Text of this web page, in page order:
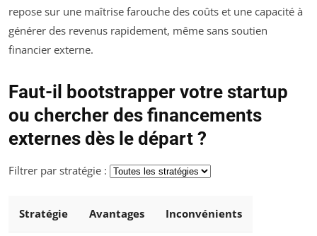
repose sur une maîtrise farouche des coûts et une capacité à
générer des revenus rapidement, même sans soutien
financier externe.
Faut-il bootstrapper votre startup
ou chercher des financements
externes dès le départ ?
Filtrer par stratégie :
Stratégie Avantages Inconvénients